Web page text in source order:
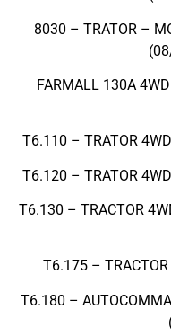
8030 – TRATOR –
FARMALL 130A
T6.110 – TRATOR
T6.120 – TRATOR
T6.130 – TRACTOR
T6.175 –
T6.180 –